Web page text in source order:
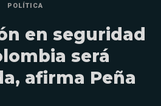
POLÍTICA
en seguridad
será
afirma Peña